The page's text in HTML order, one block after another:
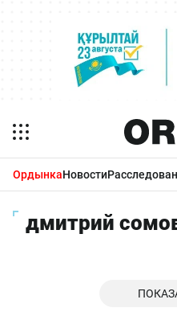
ОрдынкаНовости
дмитрий